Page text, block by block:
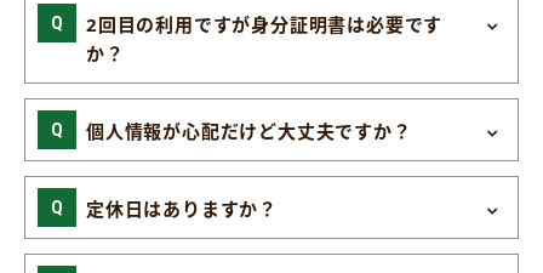
2回目の利用ですが身分証明書は必要です
か？
個人情報が心配だけど大丈夫ですか？
定休日はありますか？